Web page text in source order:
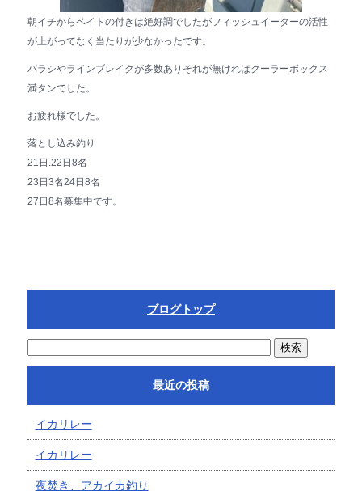
朝イチからベイトの付きは絶好調でしたがフィッシュイーターの活性
が上がってなく当たりが少なかったです。
バラシやラインブレイクが多数ありそれが無ければクーラーボックス
満タンでした。
お疲れ様でした。
落とし込み釣り
21日.22日8名
23日3名24日8名
27日8名募集中です。
ブログトップ
最近の投稿
イカリレー
イカリレー
夜焚き、アカイカ釣り